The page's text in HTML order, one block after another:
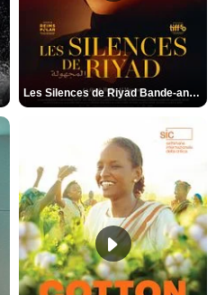
Les Silences de Riyad Bande-annonce VO STFR